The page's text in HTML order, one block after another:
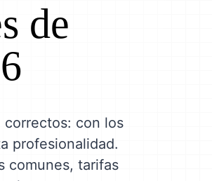
de
correctos: con los
profesionalidad.
comunes, tarifas